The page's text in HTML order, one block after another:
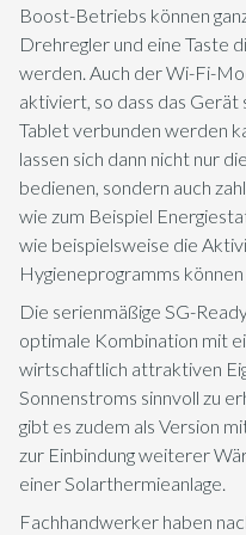
Boost-Betriebs können
Drehregler und eine Taste
werden. Auch der Wi-Fi-
aktiviert, so dass das
Tablet verbunden werden
lassen sich dann nicht nur
bedienen, sondern auch
wie zum Beispiel
wie beispielsweise die
Hygieneprogramms
Die serienmäßige SG-
optimale Kombination mit
wirtschaftlich attraktiven
Sonnenstroms sinnvoll zu
gibt es zudem als Version
zur Einbindung weiterer
einer Solarthermieanlage.
Fachhandwerker haben